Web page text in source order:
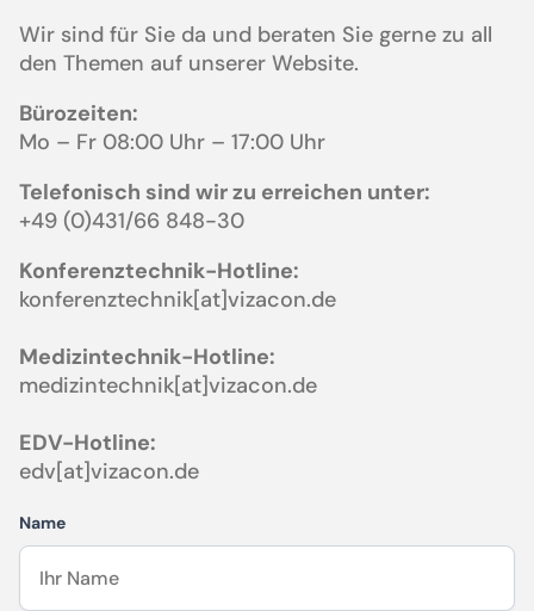
Wir sind für Sie da und beraten Sie gerne zu all
den Themen auf unserer Website.
Bürozeiten:
Mo – Fr 08:00 Uhr – 17:00 Uhr
Telefonisch sind wir zu erreichen unter:
+49 (0)431/66 848-30
Konferenztechnik-Hotline:
konferenztechnik[at]vizacon.de
Medizintechnik-Hotline:
medizintechnik[at]vizacon.de
EDV-Hotline:
edv[at]vizacon.de
Name